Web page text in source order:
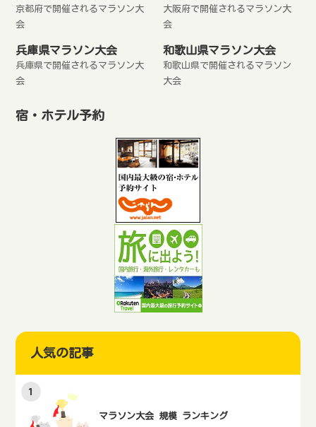
京都府で開催されるマラソン大
会
大阪府で開催されるマラソン大
会
兵庫県マラソン大会
兵庫県で開催されるマラソン大
会
和歌山県マラソン大会
和歌山県で開催されるマラソン
大会
宿・ホテル予約
人気の記事
マラソン大会 規模 ランキング